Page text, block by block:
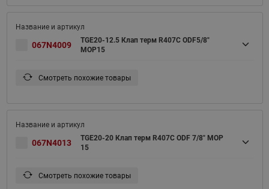
067N4009
TGE20-12.5 Клап терм R407С ODF5/8"
MOP15
Смотреть похожие товары
067N4013
TGE20-20 Клап терм R407С ODF 7/8" MOP
15
Смотреть похожие товары